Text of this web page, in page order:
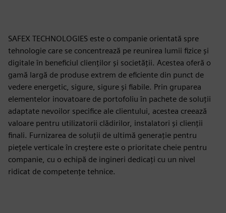
SAFEX TECHNOLOGIES este o companie orientată spre
tehnologie care se concentrează pe reunirea lumii fizice și
digitale în beneficiul clienților și societății. Acestea oferă o
gamă largă de produse extrem de eficiente din punct de
vedere energetic, sigure, sigure și fiabile. Prin gruparea
elementelor inovatoare de portofoliu în pachete de soluții
adaptate nevoilor specifice ale clientului, acestea creează
valoare pentru utilizatorii clădirilor, instalatori și clienții
finali. Furnizarea de soluții de ultimă generație pentru
piețele verticale în creștere este o prioritate cheie pentru
companie, cu o echipă de ingineri dedicați cu un nivel
ridicat de competențe tehnice.